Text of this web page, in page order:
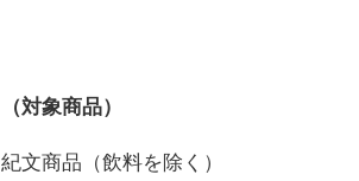
（対象商品）
紀文商品（飲料を除く）